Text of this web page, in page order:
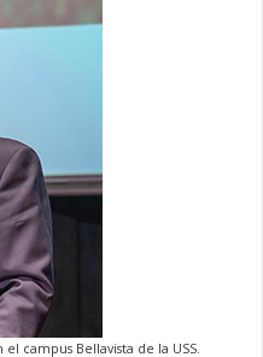
campus Bellavista de la USS.